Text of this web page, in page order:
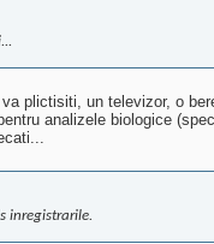
plictisiti, un televizor, o
analizele biologice
inregistrarile.